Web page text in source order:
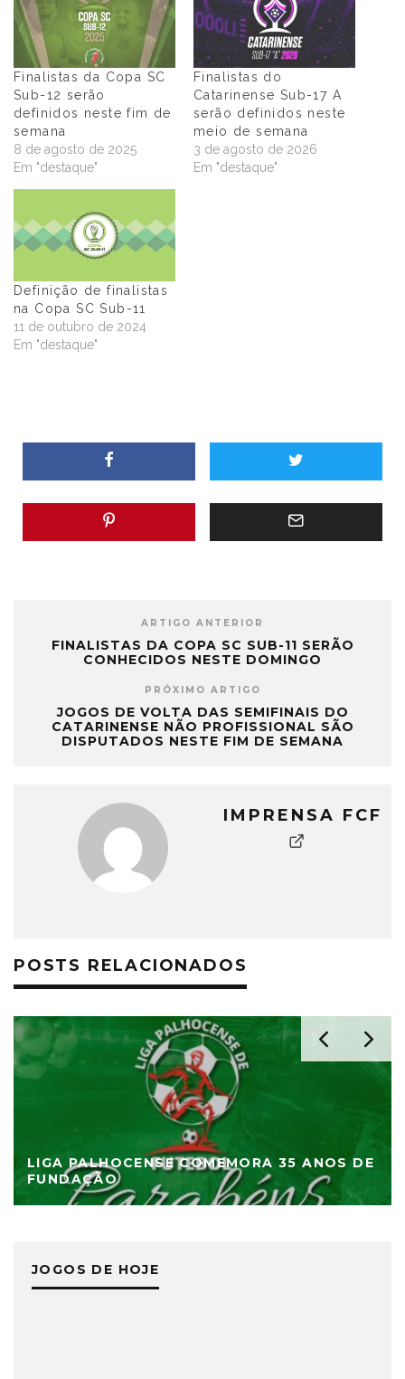
Finalistas da Copa SC
Sub-12 serão
definidos neste fim de
semana
8 de agosto de 2025
Em "destaque"
Finalistas do
Catarinense Sub-17 A
serão definidos neste
meio de semana
3 de agosto de 2026
Em "destaque"
Definição de finalistas
na Copa SC Sub-11
11 de outubro de 2024
Em "destaque"
ARTIGO ANTERIOR
FINALISTAS DA COPA SC SUB-11 SERÃO
CONHECIDOS NESTE DOMINGO
PRÓXIMO ARTIGO
JOGOS DE VOLTA DAS SEMIFINAIS DO
CATARINENSE NÃO PROFISSIONAL SÃO
DISPUTADOS NESTE FIM DE SEMANA
IMPRENSA FCF
POSTS RELACIONADOS
LIGA PALHOCENSE COMEMORA 35 ANOS DE
FUNDAÇÃO
JOGOS DE HOJE